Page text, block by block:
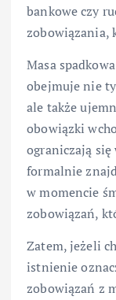
bankowe czy
zobowiązania,
Masa
obejmuje nie
ale także
obowiązki
ograniczają się
formalnie
w momencie
zobowiązań,
Zatem, jeżeli
istnienie
zobowiązań z